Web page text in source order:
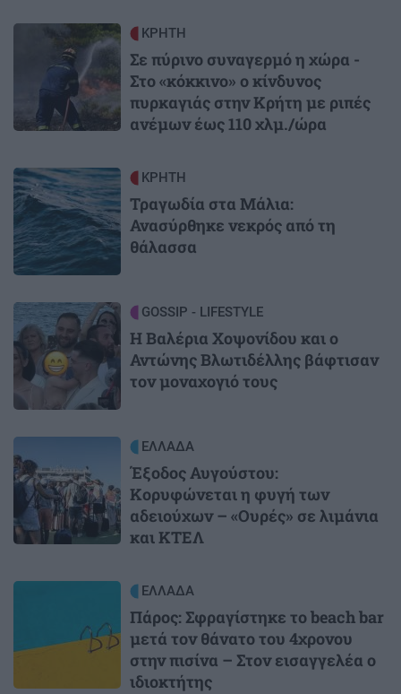
ΚΡΗΤΗ
Σε πύρινο συναγερμό η χώρα -
Στο «κόκκινο» ο κίνδυνος
πυρκαγιάς στην Κρήτη με ριπές
ανέμων έως 110 χλμ./ώρα
Image ΚΡΗΤΗ
Τραγωδία στα Μάλια:
Ανασύρθηκε νεκρός από τη
θάλασσα
Image GOSSIP - LIFESTYLE
Η Βαλέρια Χοψονίδου και ο
Αντώνης Βλωτιδέλλης βάφτισαν
τον μοναχογιό τους
ΕΛΛΑΔΑ
Έξοδος Αυγούστου:
Κορυφώνεται η φυγή των
αδειούχων – «Ουρές» σε λιμάνια
και ΚΤΕΛ
ΕΛΛΑΔΑ
Πάρος: Σφραγίστηκε το beach bar
μετά τον θάνατο του 4χρονου
στην πισίνα – Στον εισαγγελέα ο
ιδιοκτήτης